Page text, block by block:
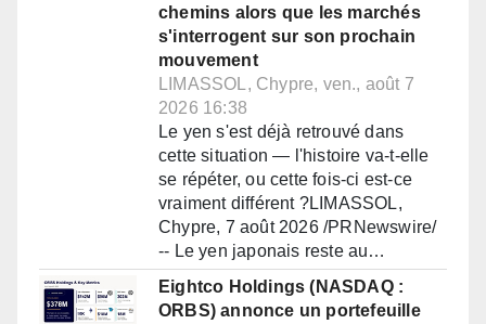
chemins alors que les marchés
s'interrogent sur son prochain
mouvement
LIMASSOL, Chypre, ven., août 7
2026 16:38
Le yen s'est déjà retrouvé dans
cette situation — l'histoire va-t-elle
se répéter, ou cette fois-ci est-ce
vraiment différent ?LIMASSOL,
Chypre, 7 août 2026 /PRNewswire/
-- Le yen japonais reste au…
Eightco Holdings (NASDAQ :
ORBS) annonce un portefeuille